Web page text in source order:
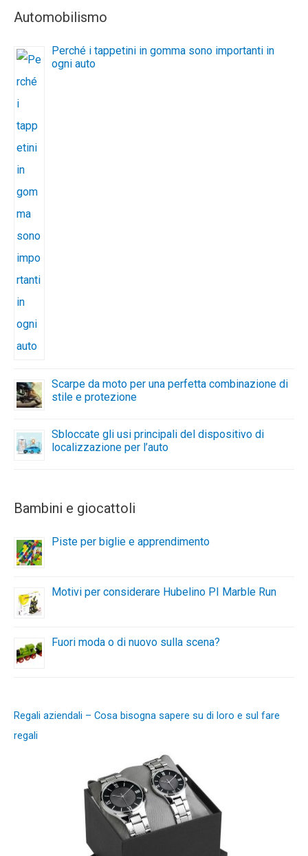
Automobilismo
Perché i tappetini in gomma sono importanti in
ogni auto
Scarpe da moto per una perfetta combinazione di
stile e protezione
Sbloccate gli usi principali del dispositivo di
localizzazione per l’auto
Bambini e giocattoli
Piste per biglie e apprendimento
Motivi per considerare Hubelino PI Marble Run
Fuori moda o di nuovo sulla scena?
Regali aziendali – Cosa bisogna sapere su di loro e sul fare
regali